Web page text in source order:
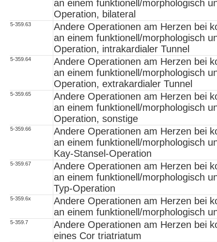
an einem funktionell/morphologisch
Operation, bilateral
5-359.63
Andere Operationen am Herzen bei
an einem funktionell/morphologisch
Operation, intrakardialer Tunnel
5-359.64
Andere Operationen am Herzen bei
an einem funktionell/morphologisch
Operation, extrakardialer Tunnel
5-359.65
Andere Operationen am Herzen bei
an einem funktionell/morphologisch
Operation, sonstige
5-359.66
Andere Operationen am Herzen bei
an einem funktionell/morphologisch
Kay-Stansel-Operation
5-359.67
Andere Operationen am Herzen bei
an einem funktionell/morphologisch
Typ-Operation
5-359.6x
Andere Operationen am Herzen bei
an einem funktionell/morphologisch
5-359.7
Andere Operationen am Herzen bei
eines Cor triatriatum